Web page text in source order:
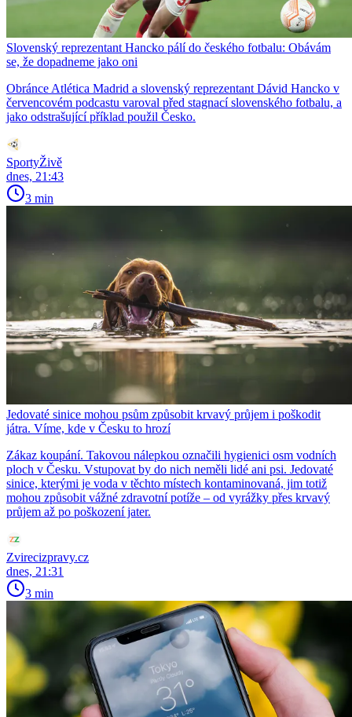
Slovenský reprezentant Hancko pálí do českého fotbalu: Obávám
se, že dopadneme jako oni
Obránce Atlética Madrid a slovenský reprezentant Dávid Hancko v
červencovém podcastu varoval před stagnací slovenského fotbalu, a
jako odstrašující příklad použil Česko.
SportyŽivě
dnes, 21:43
3 min
Jedovaté sinice mohou psům způsobit krvavý průjem i poškodit
játra. Víme, kde v Česku to hrozí
Zákaz koupání. Takovou nálepkou označili hygienici osm vodních
ploch v Česku. Vstupovat by do nich neměli lidé ani psi. Jedovaté
sinice, kterými je voda v těchto místech kontaminovaná, jim totiž
mohou způsobit vážné zdravotní potíže – od vyrážky přes krvavý
průjem až po poškození jater.
Zvirecizpravy.cz
dnes, 21:31
3 min